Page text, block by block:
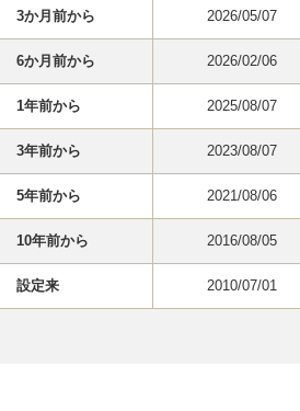
3か月前から 2026/05/07
6か月前から 2026/02/06
1年前から 2025/08/07
3年前から 2023/08/07
5年前から 2021/08/06
10年前から 2016/08/05
設定来 2010/07/01